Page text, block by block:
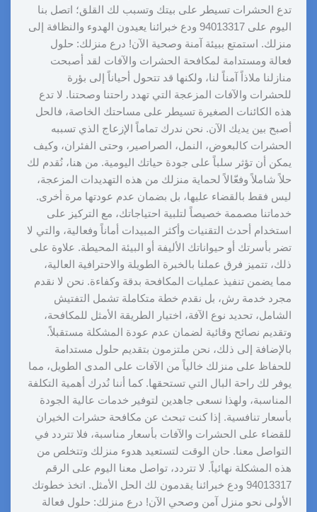
تدع الحشرات تسيطر على بيتك وتسبب لك القلق؛ اتصل بنا
اليوم على 94013317 ودع خبرائنا يعيدون الهدوء والنظافة إلى
منزلك. استمتع ببيئة آمنة وصحية الآن! درع منزلك: حلول
فعالة ومستدامة لمكافحة الحشرات والآفات لقد أصبحت
منازلنا ملاذاً آمناً لنا، ولكنها قد تتحول أحياناً إلى بؤرة
للحشرات والآفات المزعجة التي تهدد راحتنا وصحتنا. لا تدع
هذه الكائنات الصغيرة تسيطر على مساحتك الخاصة، فالحل
أصبح بين يديك الآن. نحن ندرك تماماً الإزعاج الذي تسببه
الحشرات كالبعوض، النمل، الصراصير، وحتى الفئران، وكيف
يمكن أن تؤثر سلباً على جودة حياتك اليومية. من هنا، نُقدم لك
حلاً شاملاً وفعّالاً لحماية منزلك من هذه التهديدات المزعجة،
ليس فقط بالقضاء عليها، بل بضمان عدم عودتها مرة أخرى.
خدماتنا مصممة خصيصاً لتلبية احتياجاتك، مع التركيز على
استخدام أحدث التقنيات وأكثر المبيدات أماناً وفعالية، والتي لا
تضر بأسرتك أو حيواناتك الأليفة أو البيئة المحيطة. علاوة على
ذلك، تتميز فرق عملنا بالخبرة الطويلة والاحترافية العالية،
مما يضمن تنفيذ عمليات المكافحة بدقة وكفاءة. نحن لا نقدم
مجرد خدمة رش، بل نقدم خطة متكاملة تشمل التفتيش
الشامل، تحديد نوع الآفة، اختيار الطريقة الأمثل للمكافحة،
وتقديم نصائح وقائية لضمان عدم عودة المشكلة مستقبلاً.
بالإضافة إلى ذلك، نحن ملتزمون بتقديم حلول مستدامة
للحفاظ على منزلك خالياً من الآفات على المدى الطويل، مما
يوفر لك راحة البال التي تستحقها. كما أننا نُدرك أهمية التكلفة
المناسبة، ولهذا نسعى جاهدين لتوفير خدمات عالية الجودة
بأسعار تنافسية. إذا كنت تبحث عن مكافحة حشرات الخيران
للقضاء على الحشرات والآفات بأسعار مناسبة، فلا تتردد في
التواصل معنا. حان الوقت لتستعيد هدوء منزلك وتتخلص من
هذه المشكلة نهائياً. لا تتردد، تواصل معنا اليوم على الرقم
94013317 ودع خبرائنا يقدمون لك الحل الأمثل. اتخذ خطوتك
الأولى نحو منزل آمن وصحي الآن! درع منزلك: حلول فعالة